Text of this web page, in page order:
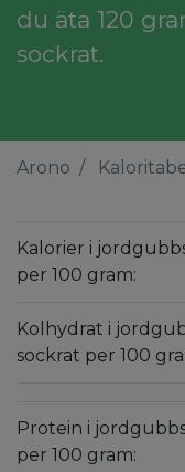
du äta 120
sockrat.
Arono
Kalorier i
per 100 gram:
Kolhydrat i
sockrat per 100
Protein i
per 100 gram: